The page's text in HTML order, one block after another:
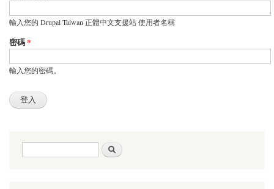
輸入您的 Drupal Taiwan 正體中文支援站 使用者名稱
密碼*
輸入您的密碼。
搜尋表單